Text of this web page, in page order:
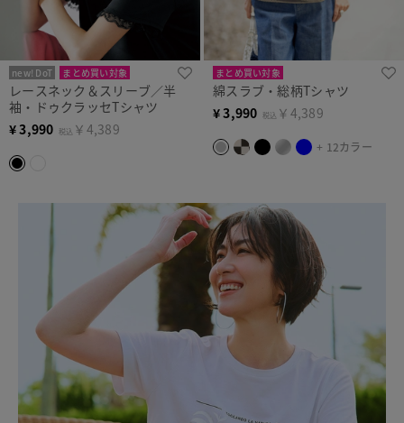
new! DoT まとめ買い対象
レースネック＆スリーブ／半
袖・ドゥクラッセTシャツ
¥3,990 税込 ￥4,389
まとめ買い対象
綿スラブ・総柄Tシャツ
¥3,990 税込 ￥4,389
+ 12カラー